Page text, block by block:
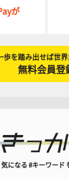
が
歩を踏み出せば世界
無料会員登
気になる #キーワード